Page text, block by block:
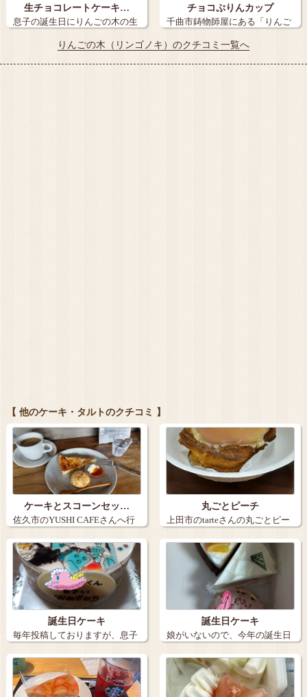
生チョコレートケーキ…
息子の誕生日にりんごの木の生
チョコぷりんカップ
千曲市鋳物師屋にある「りんご
りんごの木（リンゴノキ）のクチコミ一覧へ
【 他のケーキ・タルトのクチコミ 】
ケーキとスコーンセッ…
佐久市のYUSHI CAFEさんへ行
きま…
丸ごとピーチ
上田市のtarteさんの丸ごとピー
チ。９…
誕生日ケーキ
毎年投稿しておりますが、息子
の誕生日ケー…
誕生日ケーキ
娘がいないので、今年の誕生日
ケーキは３個…